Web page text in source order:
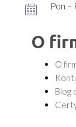
Pon –
O
O
Blog